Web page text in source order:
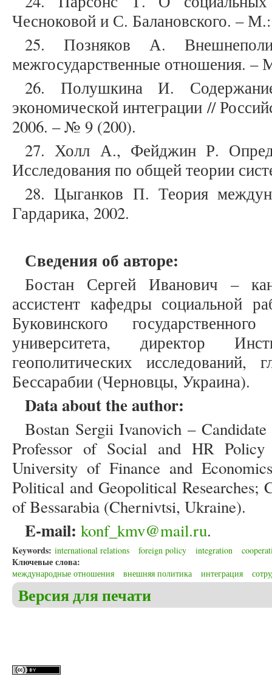
Чесноковой и С. Балановского. –
25. Позняков А.
межгосударственные отношения. –
26. Полушкина И.
экономической интеграции //
2006. – № 9 (200).
27. Холл А., Фейджин Р.
Исследования по общей теории
28. Цыганков П. Теория
Гардарика, 2002.
Сведения об авторе:
Бостан Сергей Иванович –
ассистент кафедры социальной
Буковинского государственного
университета, директор
геополитических исследований,
Бессарабии (Черновцы, Украина).
Data about the author:
Bostan Sergii Ivanovich –
Professor of Social and HR Policy
University of Finance and
Political and Geopolitical Researches;
of Bessarabia (Chernivtsi, Ukraine).
E-mail: konf_kmv@mail.ru.
Keywords: international relations foreign policy integration
Ключевые слова:
международные отношения внешняя политика интеграция
Версия для печати